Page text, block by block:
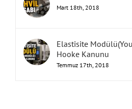
Mart 18th, 2018
Elastisite
Hooke Kanunu
Temmuz 17th, 2018